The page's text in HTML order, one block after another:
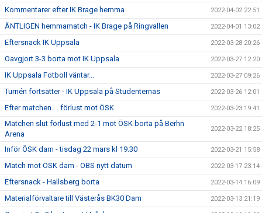
Kommentarer efter IK Brage hemma 2022-04-02 22:51
ÄNTLIGEN hemmamatch - IK Brage på Ringvallen 2022-04-01 13:02
Eftersnack IK Uppsala 2022-03-28 20:26
Oavgjort 3-3 borta mot IK Uppsala 2022-03-27 12:20
IK Uppsala Fotboll väntar... 2022-03-27 09:26
Turnén fortsätter - IK Uppsala på Studenternas 2022-03-26 12:01
Efter matchen.... förlust mot ÖSK 2022-03-23 19:41
Matchen slut förlust med 2-1 mot ÖSK borta på Berhn
Arena
2022-03-22 18:25
Inför ÖSK dam - tisdag 22 mars kl 19.30 2022-03-21 15:58
Match mot ÖSK dam - OBS nytt datum 2022-03-17 23:14
Eftersnack - Hallsberg borta 2022-03-14 16:09
Materialförvaltare till Västerås BK30 Dam 2022-03-13 21:19